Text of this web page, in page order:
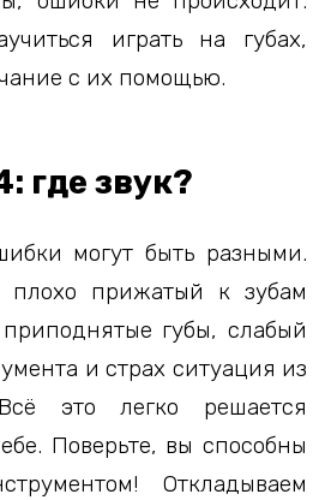
играть на губах,
с их помощью.
где звук?
могут быть разными.
прижатый к зубам
губы, слабый
и страх ситуация из
это легко решается
Поверьте, вы способны
Откладываем